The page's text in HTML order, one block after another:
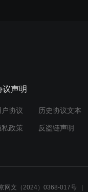
议声明
户协议 历史协议文本
私政策 反盗链声明
网文（2024）0368-017号